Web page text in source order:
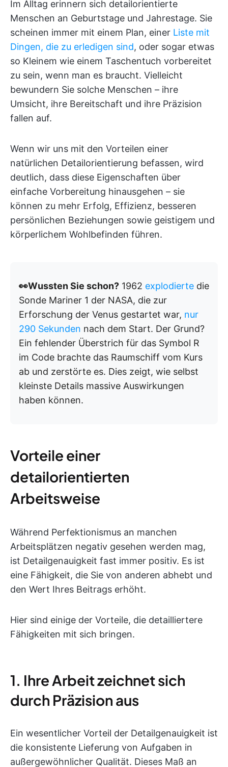
Im Alltag erinnern sich detailorientierte
Menschen an Geburtstage und Jahrestage. Sie
scheinen immer mit einem Plan, einer Liste mit
Dingen, die zu erledigen sind, oder sogar etwas
so Kleinem wie einem Taschentuch vorbereitet
zu sein, wenn man es braucht. Vielleicht
bewundern Sie solche Menschen – ihre
Umsicht, ihre Bereitschaft und ihre Präzision
fallen auf.
Wenn wir uns mit den Vorteilen einer
natürlichen Detailorientierung befassen, wird
deutlich, dass diese Eigenschaften über
einfache Vorbereitung hinausgehen – sie
können zu mehr Erfolg, Effizienz, besseren
persönlichen Beziehungen sowie geistigem und
körperlichem Wohlbefinden führen.
👀Wussten Sie schon? 1962 explodierte die
Sonde Mariner 1 der NASA, die zur
Erforschung der Venus gestartet war, nur
290 Sekunden nach dem Start. Der Grund?
Ein fehlender Überstrich für das Symbol R
im Code brachte das Raumschiff vom Kurs
ab und zerstörte es. Dies zeigt, wie selbst
kleinste Details massive Auswirkungen
haben können.
Vorteile einer
detailorientierten
Arbeitsweise
Während Perfektionismus an manchen
Arbeitsplätzen negativ gesehen werden mag,
ist Detailgenauigkeit fast immer positiv. Es ist
eine Fähigkeit, die Sie von anderen abhebt und
den Wert Ihres Beitrags erhöht.
Hier sind einige der Vorteile, die detailliertere
Fähigkeiten mit sich bringen.
1. Ihre Arbeit zeichnet sich
durch Präzision aus
Ein wesentlicher Vorteil der Detailgenauigkeit ist
die konsistente Lieferung von Aufgaben in
außergewöhnlicher Qualität. Dieses Maß an